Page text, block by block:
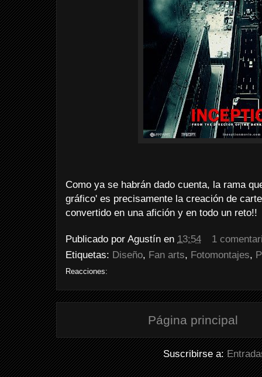
Como ya se habrán dado cuenta, la rama
gráfico' es precisamente la creación de
convertido en una afición y en todo un reto!!
Publicado por Agustín en 13:54
1
Etiquetas: Diseño, Fan arts, Fotomontajes,
Reacciones:
Página principal
Suscribirse a: